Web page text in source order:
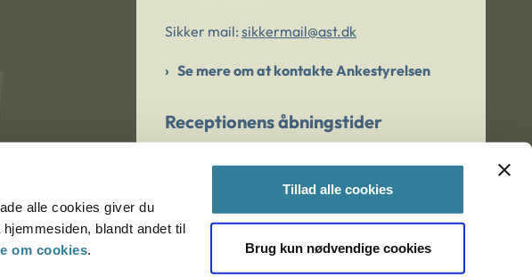
alle cookies giver du
blandt andet til
om cookies.
Tillad alle cookies
Brug kun nødvendige cookies
Sikker mail: sikkermail@ast.dk
Se mere om at kontakte Ankestyrelsen
Receptionens åbningstider
Er du bekymret for et barn/en ung?